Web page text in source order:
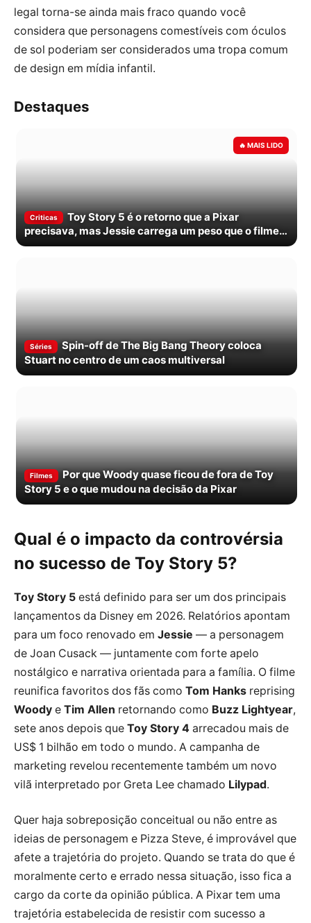
legal torna-se ainda mais fraco quando você
considera que personagens comestíveis com óculos
de sol poderiam ser considerados uma tropa comum
de design em mídia infantil.
Destaques
Criticas
Toy Story 5 é o retorno que a Pixar
precisava, mas Jessie carrega um peso que o filme
nem sempre divide
Séries
Spin-off de The Big Bang Theory coloca
Stuart no centro de um caos multiversal
Filmes
Por que Woody quase ficou de fora de Toy
Story 5 e o que mudou na decisão da Pixar
Qual é o impacto da controvérsia
no sucesso de Toy Story 5?
Toy Story 5 está definido para ser um dos principais
lançamentos da Disney em 2026. Relatórios apontam
para um foco renovado em Jessie — a personagem
de Joan Cusack — juntamente com forte apelo
nostálgico e narrativa orientada para a família. O filme
reunifica favoritos dos fãs como Tom Hanks reprising
Woody e Tim Allen retornando como Buzz Lightyear,
sete anos depois que Toy Story 4 arrecadou mais de
US$ 1 bilhão em todo o mundo. A campanha de
marketing revelou recentemente também um novo
vilã interpretado por Greta Lee chamado Lilypad.
Quer haja sobreposição conceitual ou não entre as
ideias de personagem e Pizza Steve, é improvável que
afete a trajetória do projeto. Quando se trata do que é
moralmente certo e errado nessa situação, isso fica a
cargo da corte da opinião pública. A Pixar tem uma
trajetória estabelecida de resistir com sucesso a